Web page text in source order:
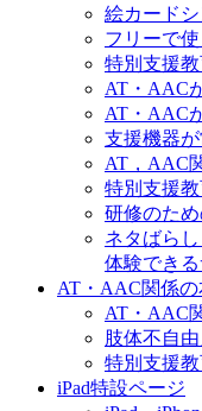
絵カード
フリーで
特別支援
AT・AAC
AT・AAC
支援機器
AT，AAC
特別支援
研修のた
ネタばら
体験でき
AT・AAC関係の
AT・AAC
肢体不自
特別支援
iPad特設ページ